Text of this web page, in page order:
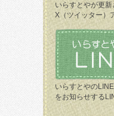
いらすとやが更
X（ツイッター）
いらすとやの
をお知らせする